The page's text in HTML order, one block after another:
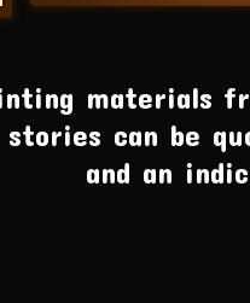
materials
can be
and an